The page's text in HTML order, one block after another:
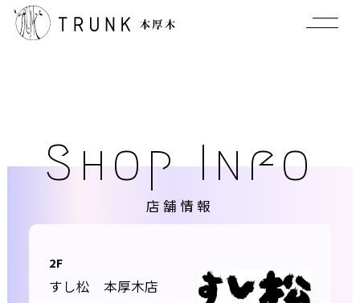
Shop Info
店舗情報
2F
すし松 本厚木店